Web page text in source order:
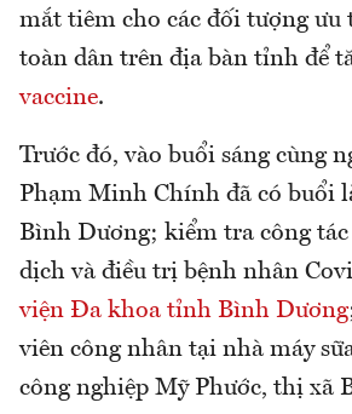
mắt tiêm cho các đối tượng ưu
toàn dân trên địa bàn tỉnh để
vaccine.
Trước đó, vào buổi sáng cùng
Phạm Minh Chính đã có buổi
Bình Dương; kiểm tra công
dịch và điều trị bệnh nhân
viện Đa khoa tỉnh Bình Dương
viên công nhân tại nhà máy
công nghiệp Mỹ Phước, thị xã